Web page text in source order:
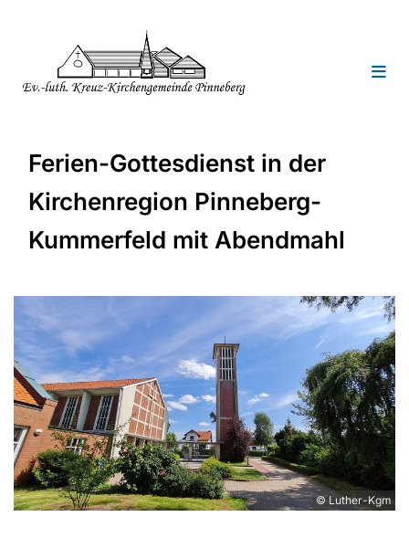
Ferien-Gottesdienst in der
Kirchenregion Pinneberg-
Kummerfeld mit Abendmahl
© Luther-Kgm